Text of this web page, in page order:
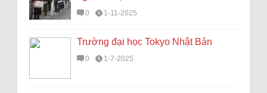
0 1-11-2025
Trường đại học Tokyo Nhật Bản
0 1-7-2025